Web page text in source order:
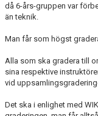
då 6-års-gruppen var
än teknik.
Man får som högst
Alla som ska gradera till
sina respektive
vid
Det ska i enlighet med